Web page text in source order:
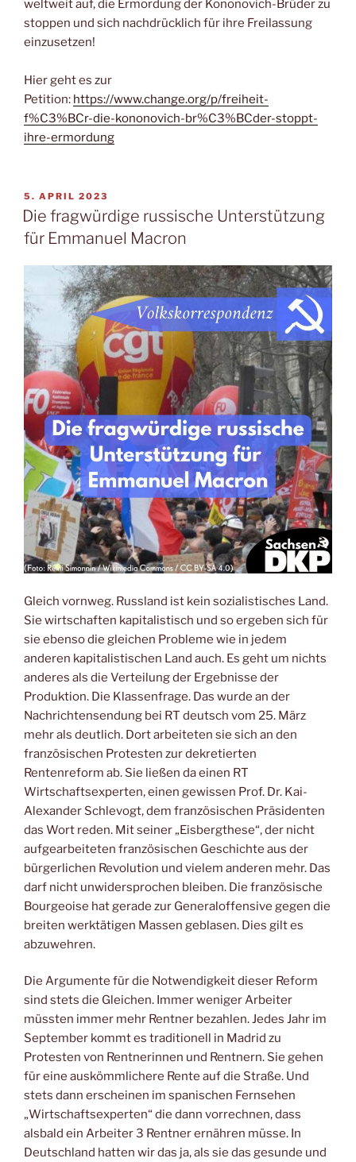
weltweit auf, die Ermordung der Kononovich-Brüder zu
stoppen und sich nachdrücklich für ihre Freilassung
einzusetzen!
Hier geht es zur
Petition: https://www.change.org/p/freiheit-
f%C3%BCr-die-kononovich-br%C3%BCder-stoppt-
ihre-ermordung
5. APRIL 2023
Die fragwürdige russische Unterstützung
für Emmanuel Macron
Gleich vornweg. Russland ist kein sozialistisches Land.
Sie wirtschaften kapitalistisch und so ergeben sich für
sie ebenso die gleichen Probleme wie in jedem
anderen kapitalistischen Land auch. Es geht um nichts
anderes als die Verteilung der Ergebnisse der
Produktion. Die Klassenfrage. Das wurde an der
Nachrichtensendung bei RT deutsch vom 25. März
mehr als deutlich. Dort arbeiteten sie sich an den
französischen Protesten zur dekretierten
Rentenreform ab. Sie ließen da einen RT
Wirtschaftsexperten, einen gewissen Prof. Dr. Kai-
Alexander Schlevogt, dem französischen Präsidenten
das Wort reden. Mit seiner „Eisbergthese“, der nicht
aufgearbeiteten französischen Geschichte aus der
bürgerlichen Revolution und vielem anderen mehr. Das
darf nicht unwidersprochen bleiben. Die französische
Bourgeoise hat gerade zur Generaloffensive gegen die
breiten werktätigen Massen geblasen. Dies gilt es
abzuwehren.
Die Argumente für die Notwendigkeit dieser Reform
sind stets die Gleichen. Immer weniger Arbeiter
müssten immer mehr Rentner bezahlen. Jedes Jahr im
September kommt es traditionell in Madrid zu
Protesten von Rentnerinnen und Rentnern. Sie gehen
für eine auskömmlichere Rente auf die Straße. Und
stets dann erscheinen im spanischen Fernsehen
„Wirtschaftsexperten“ die dann vorrechnen, dass
alsbald ein Arbeiter 3 Rentner ernähren müsse. In
Deutschland hatten wir das ja, als sie das gesunde und